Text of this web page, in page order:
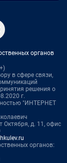
органов
в сфере связи,
решения о
г.
"ИНТЕРНЕТ
Октября, д. 11, офис
органов: